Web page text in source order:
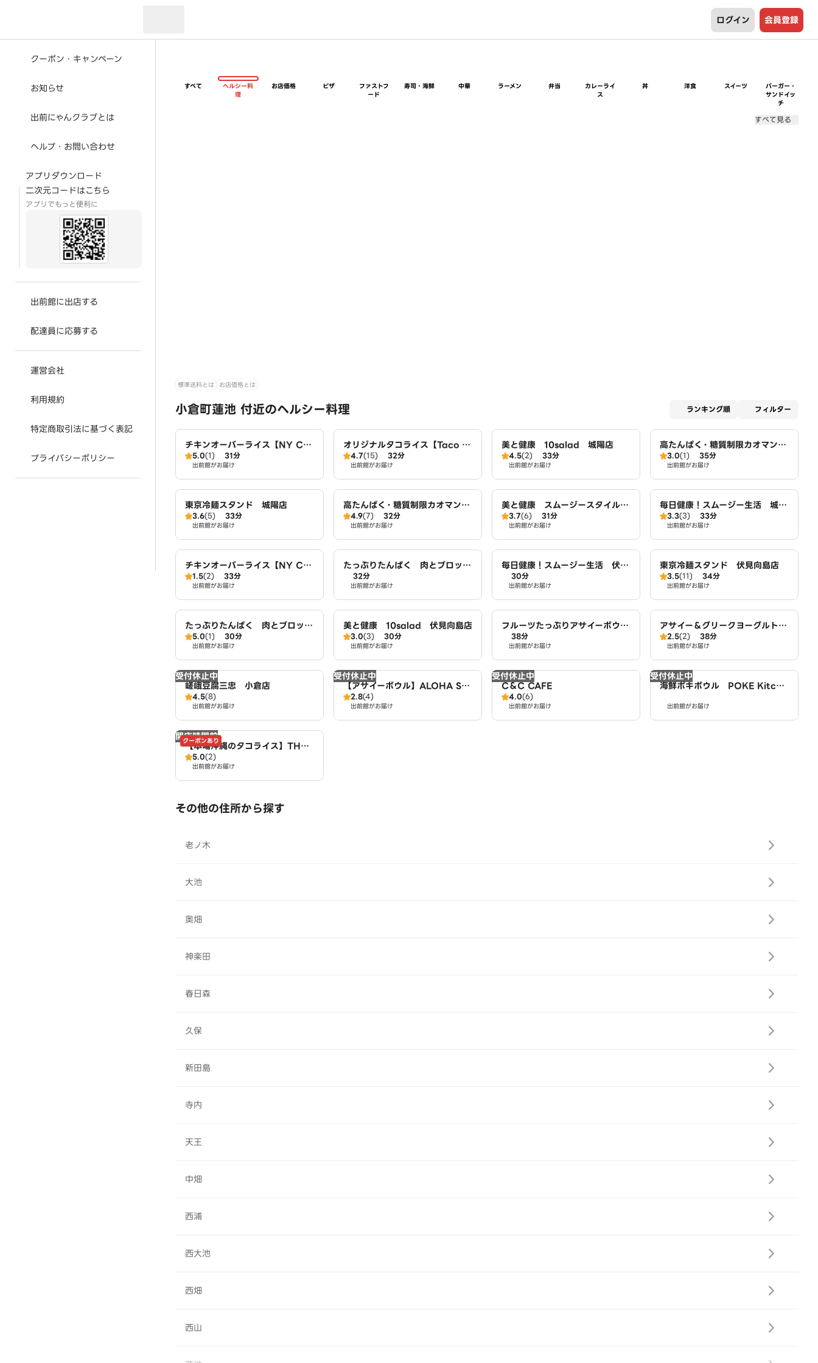
ログイン 会員登録
クーポン・キャンペーン
お知らせ
出前にゃんクラブとは
ヘルプ・お問い合わせ
アプリダウンロード
二次元コードはこちら
アプリでもっと便利に
出前館に出店する
配達員に応募する
運営会社
利用規約
特定商取引法に基づく表記
プライバシーポリシー
すべて
ヘルシー料
理
お店価格 ピザ
ファストフ
ード
寿司・海鮮 中華 ラーメン 弁当
カレーライ
ス
丼 洋食 スイーツ
バーガー・
サンドイッ
チ
すべて見る
標準送料とは お店価格とは
小倉町蓮池 付近のヘルシー料理 ランキング順 フィルター
チキンオーバーライス【NY CHI
CKEN STAND】 伏見向島店
5.0(1) 31分
出前館がお届け
オリジナルタコライス【Taco fe
liz】 伏見向島店
4.7(15) 32分
出前館がお届け
美と健康 10salad 城陽店
4.5(2) 33分
出前館がお届け
高たんぱく・糖質制限カオマンガ
イ 東京鶏飯食堂 城陽店
3.0(1) 35分
出前館がお届け
東京冷麺スタンド 城陽店
3.6(5) 33分
出前館がお届け
高たんぱく・糖質制限カオマンガ
イ 東京鶏飯食堂 伏見向島店
4.9(7) 32分
出前館がお届け
美と健康 スムージースタイル
伏見向島店
3.7(6) 31分
出前館がお届け
毎日健康！スムージー生活 城陽
店3.3(3) 33分
出前館がお届け
チキンオーバーライス【NY CHI
CKEN STAND】 城陽店
1.5(2) 33分
出前館がお届け
たっぷりたんぱく 肉とブロッコ
リー生活 城陽店
32分
出前館がお届け
毎日健康！スムージー生活 伏見
向島店
30分
出前館がお届け
東京冷麺スタンド 伏見向島店
3.5(11) 34分
出前館がお届け
たっぷりたんぱく 肉とブロッコ
リー生活 伏見向島店
5.0(1) 30分
出前館がお届け
美と健康 10salad 伏見向島店
3.0(3) 30分
出前館がお届け
フルーツたっぷりアサイーボウル
～ワイキキ・ボウルズ 宇治小倉
店
38分
出前館がお届け
アサイー＆グリークヨーグルトG
REEKSPOON 宇治小倉店
2.5(2) 38分
出前館がお届け
受付休止中
嵯峨豆腐三忠 小倉店
4.5(8)
出前館がお届け
受付休止中
【アサイーボウル】ALOHA SP
OON～Acai bowl cafe～ 近
鉄小倉駅西店
2.8(4)
出前館がお届け
受付休止中
C＆C CAFE
4.0(6)
出前館がお届け
受付休止中
海鮮ポキボウル POKE Kitche
出前館がお届け
開店時間前
クーポンあり
【本場沖縄のタコライス】THE T
ACORICE HOUSE 伏見区向
島東定請店
5.0(2)
出前館がお届け
その他の住所から探す
老ノ木
大池
奥畑
神楽田
春日森
久保
新田島
寺内
天王
中畑
西浦
西大池
西畑
西山